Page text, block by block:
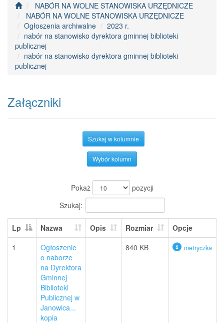
NABÓR NA WOLNE STANOWISKA URZĘDNICZE
NABÓR NA WOLNE STANOWISKA URZĘDNICZE
Ogłoszenia archiwalne
2023 r.
nabór na stanowisko dyrektora gminnej biblioteki
publicznej
nabór na stanowisko dyrektora gminnej biblioteki
publicznej
Załączniki
Szukaj w kolumnie
Wybór kolumn
Pokaż
pozycji
Szukaj:
Lp Nazwa Opis Rozmiar
Opcje
1
Ogłoszenie
o naborze
na Dyrektora
Gminnej
Biblioteki
Publicznej w
Janowica...
kopia
840 KB metryczka